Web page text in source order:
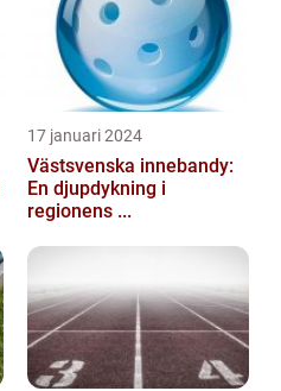
17 januari 2024
Västsvenska innebandy:
En djupdykning i
regionens ...